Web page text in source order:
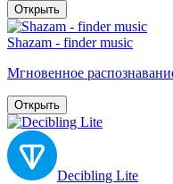
Открыть
Shazam - finder music
Мгновенное
Открыть
Decibling Lite